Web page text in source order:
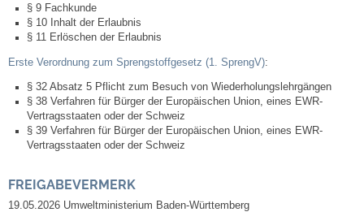
§ 9 Fachkunde
§ 10 Inhalt der Erlaubnis
§ 11 Erlöschen der Erlaubnis
Erste Verordnung zum Sprengstoffgesetz (1. SprengV):
§ 32 Absatz 5 Pflicht zum Besuch von Wiederholungslehrgängen
§ 38 Verfahren für Bürger der Europäischen Union, eines EWR-
Vertragsstaaten oder der Schweiz
§ 39 Verfahren für Bürger der Europäischen Union, eines EWR-
Vertragsstaaten oder der Schweiz
FREIGABEVERMERK
19.05.2026 Umweltministerium Baden-Württemberg